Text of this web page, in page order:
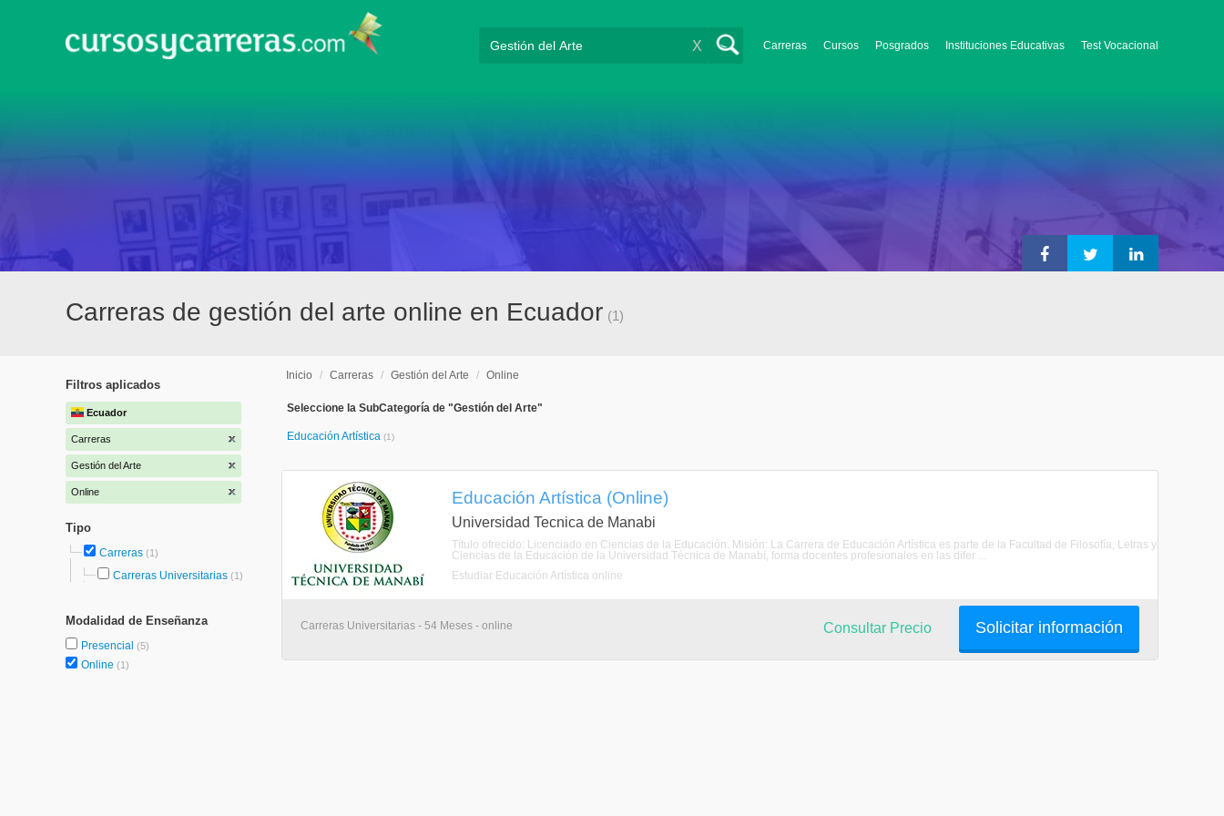
Carreras Cursos Posgrados Instituciones Educativas Test Vocacional
X
Carreras de gestión del arte online en Ecuador (1)
Filtros aplicados
Ecuador
Carreras
Gestión del Arte
Online
Tipo
Carreras (1)
Carreras Universitarias (1)
Modalidad de Enseñanza
Presencial (5)
Online (1)
Inicio / Carreras / Gestión del Arte / Online
Seleccione la SubCategoría de "Gestión del Arte"
Educación Artística (1)
Educación Artística (Online)
Universidad Tecnica de Manabi
Título ofrecido: Licenciado en Ciencias de la Educación. Misión: La Carrera de Educación Artística es parte de la Facultad de Filosofía, Letras y
Ciencias de la Educación de la Universidad Técnica de Manabí, forma docentes profesionales en las difer ...
Estudiar Educación Artística online
Carreras Universitarias - 54 Meses - online Solicitar información
Consultar Precio